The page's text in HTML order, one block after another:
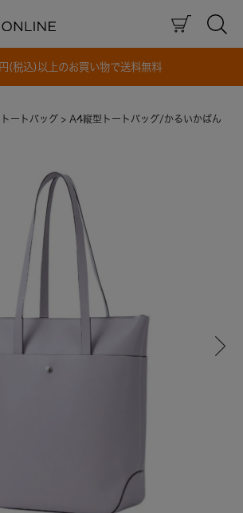
(税込)以上のお買い物で送料無料
トートバッグ A4縦型トートバッグ/かるいかばん